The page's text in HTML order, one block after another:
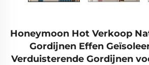
Honeymoon Hot Verkoop
Gordijnen Effen
Verduisterende Gordijnen